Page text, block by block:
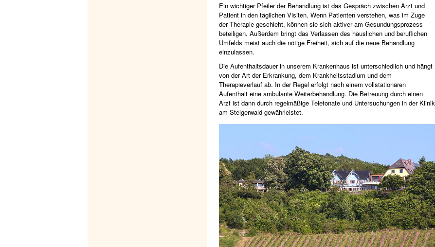
Ein wichtiger Pfeiler der Behandlung ist das Gespräch zwischen Arzt und
Patient in den täglichen Visiten. Wenn Patienten verstehen, was im Zuge
der Therapie geschieht, können sie sich aktiver am Gesundungsprozess
beteiligen. Außerdem bringt das Verlassen des häuslichen und beruflichen
Umfelds meist auch die nötige Freiheit, sich auf die neue Behandlung
einzulassen.
Die Aufenthaltsdauer in unserem Krankenhaus ist unterschiedlich und hängt
von der Art der Erkrankung, dem Krankheitsstadium und dem
Therapieverlauf ab. In der Regel erfolgt nach einem vollstationären
Aufenthalt eine ambulante Weiterbehandlung. Die Betreuung durch einen
Arzt ist dann durch regelmäßige Telefonate und Untersuchungen in der Klinik
am Steigerwald gewährleistet.